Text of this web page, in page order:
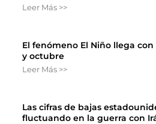
Leer Más >>
El fenómeno El Niño llega
y octubre
Leer Más >>
Las cifras de bajas
fluctuando en la guerra con